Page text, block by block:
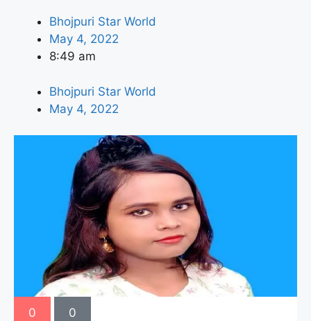
Bhojpuri Star World
May 4, 2022
8:49 am
Bhojpuri Star World
May 4, 2022
0 0